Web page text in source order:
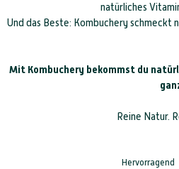
natürliches
Und das Beste: Kombuchery schmeckt
Mit Kombuchery bekommst du
Reine Natur.
Hervorragend